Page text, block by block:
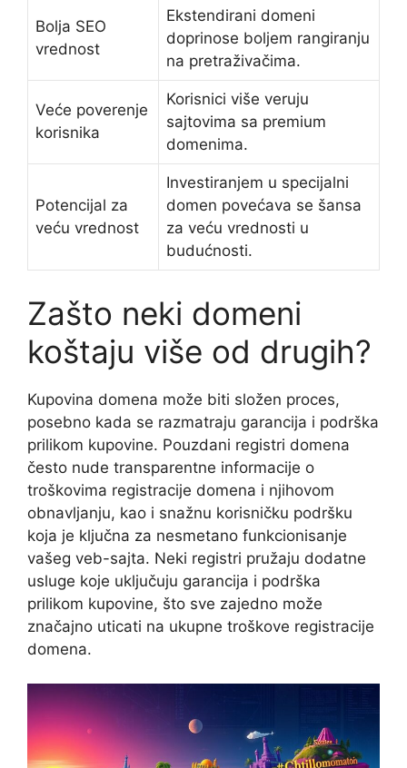
Bolja SEO
vrednost
Ekstendirani domeni
doprinose boljem rangiranju
na pretraživačima.
Veće poverenje
korisnika
Korisnici više veruju
sajtovima sa premium
domenima.
Potencijal za
veću vrednost
Investiranjem u specijalni
domen povećava se šansa
za veću vrednosti u
budućnosti.
Zašto neki domeni
koštaju više od drugih?
Kupovina domena može biti složen proces,
posebno kada se razmatraju garancija i podrška
prilikom kupovine. Pouzdani registri domena
često nude transparentne informacije o
troškovima registracije domena i njihovom
obnavljanju, kao i snažnu korisničku podršku
koja je ključna za nesmetano funkcionisanje
vašeg veb-sajta. Neki registri pružaju dodatne
usluge koje uključuju garancija i podrška
prilikom kupovine, što sve zajedno može
značajno uticati na ukupne troškove registracije
domena.